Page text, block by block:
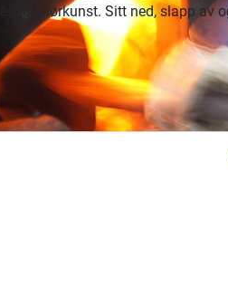
ingeniørkunst. Sitt ned, slapp